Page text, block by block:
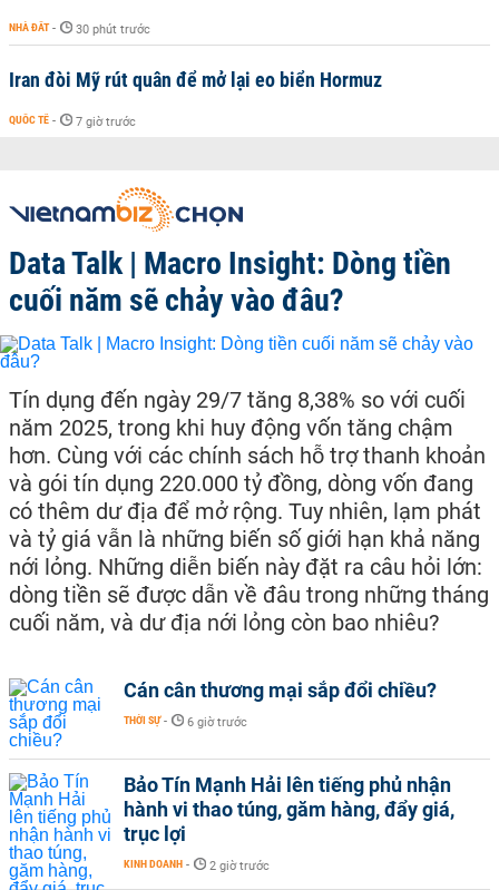
NHÀ ĐẤT - 30 phút trước
Iran đòi Mỹ rút quân để mở lại eo biển Hormuz
QUỐC TẾ - 7 giờ trước
Data Talk | Macro Insight: Dòng tiền
cuối năm sẽ chảy vào đâu?
Tín dụng đến ngày 29/7 tăng 8,38% so với cuối
năm 2025, trong khi huy động vốn tăng chậm
hơn. Cùng với các chính sách hỗ trợ thanh khoản
và gói tín dụng 220.000 tỷ đồng, dòng vốn đang
có thêm dư địa để mở rộng. Tuy nhiên, lạm phát
và tỷ giá vẫn là những biến số giới hạn khả năng
nới lỏng. Những diễn biến này đặt ra câu hỏi lớn:
dòng tiền sẽ được dẫn về đâu trong những tháng
cuối năm, và dư địa nới lỏng còn bao nhiêu?
Cán cân thương mại sắp đổi chiều?
THỜI SỰ - 6 giờ trước
Bảo Tín Mạnh Hải lên tiếng phủ nhận
hành vi thao túng, găm hàng, đẩy giá,
trục lợi
KINH DOANH - 2 giờ trước